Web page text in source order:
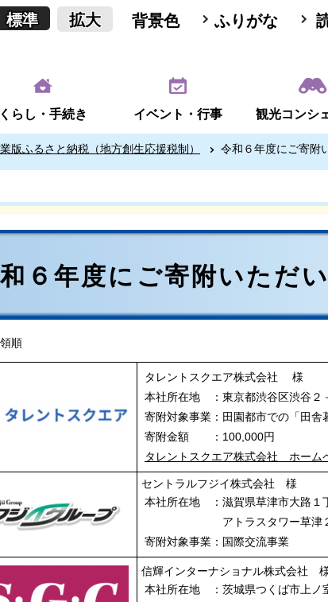
標準 拡大 背景色 ふりがな
らし・手続き イベント・行事 観光コンシ
版ふるさと納税（地方創生応援税制） 令和６年度にご寄附
６年度にご寄附いただ
順
タレントスクエア株式会社 様
本社所在地 ：東京都渋谷区渋谷２
寄附対象事業：田園都市での「田舎
寄附金額 ：100,000円
タレントスクエア株式会社 ホーム
セントラルフジイ株式会社 様
本社所在地 ：滋賀県草津市大路１
アトラスタワー草津２
寄附対象事業：国際交流事業
信輝インターナショナル株式会社
本社所在地 ：茨城県つくば市上ノ